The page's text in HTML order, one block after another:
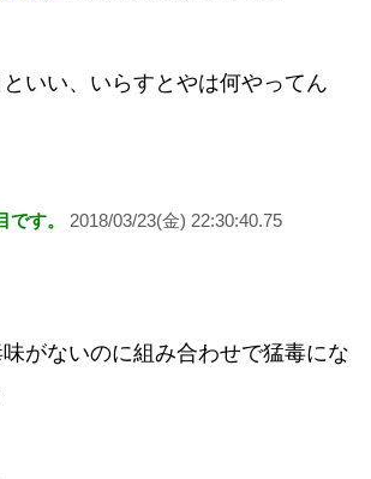
いい、いらすとやは何やってん
す。
2018/03/23(金) 22:30:40.75
がないのに組み合わせで猛毒にな